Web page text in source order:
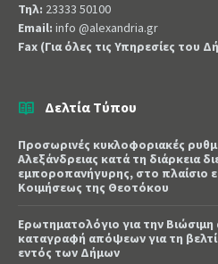
Τηλ: 23333 50100
Email: info @alexandria.gr
Fax (Για όλες τις Υπηρεσίες του
Δελτία Τύπου
Προσωρινές κυκλοφοριακές
Αλεξάνδρειας κατά τη διάρκεια
εμποροπανήγυρης, στο πλαίσιο
Κοιμήσεως της Θεοτόκου
Ερωτηματολόγιο για την Βιώσιμη
καταγραφή απόψεων για τη
εντός των Δήμων